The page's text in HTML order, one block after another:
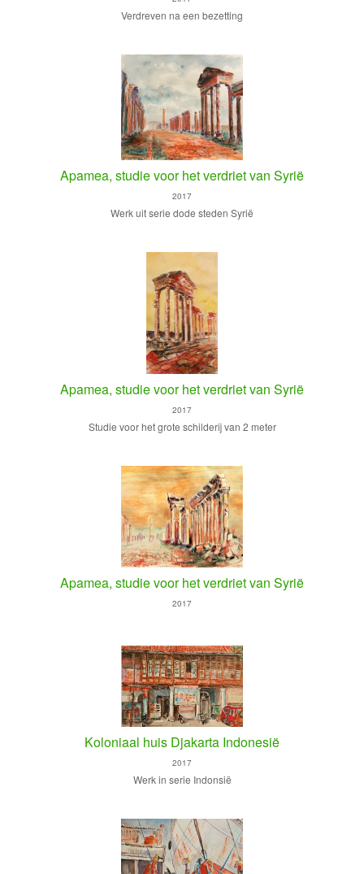
Verdreven na een bezetting
Apamea, studie voor het verdriet van Syrië
2017
Werk uit serie dode steden Syrië
Apamea, studie voor het verdriet van Syrië
2017
Studie voor het grote schilderij van 2 meter
Apamea, studie voor het verdriet van Syrië
2017
Koloniaal huis Djakarta Indonesië
2017
Werk in serie Indonsië